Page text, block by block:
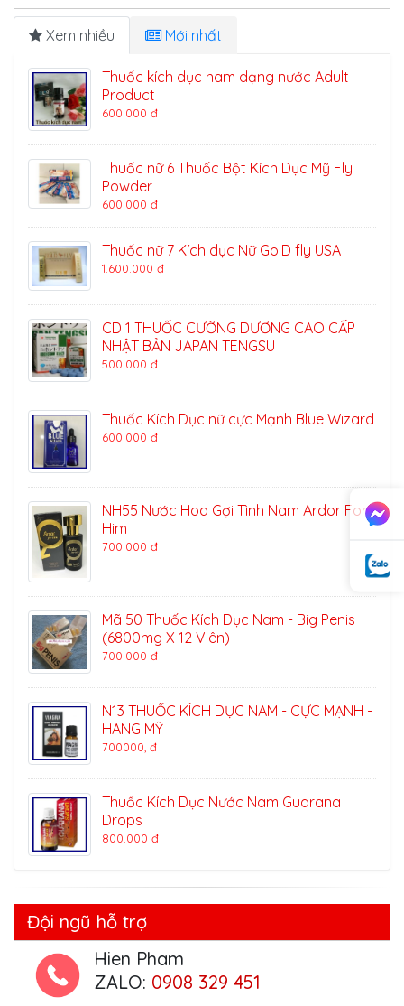
Xem nhiều Mới nhất
Thuốc kích dục nam dạng nước Adult
Product
600.000 đ
Thuốc nữ 6 Thuốc Bột Kích Dục Mỹ Fly
Powder
600.000 đ
Thuốc nữ 7 Kích dục Nữ GolD fly USA
1.600.000 đ
CD 1 THUỐC CƯỜNG DƯƠNG CAO CẤP
NHẬT BẢN JAPAN TENGSU
500.000 đ
Thuốc Kích Dục nữ cực Mạnh Blue Wizard
600.000 đ
NH55 Nước Hoa Gợi Tình Nam Ardor For
Him
700.000 đ
Mã 50 Thuốc Kích Dục Nam - Big Penis
(6800mg X 12 Viên)
700.000 đ
N13 THUỐC KÍCH DỤC NAM - CỰC MẠNH -
HANG MỸ
700000, đ
Thuốc Kích Dục Nước Nam Guarana
Drops
800.000 đ
Đội ngũ hỗ trợ
Hien Pham
ZALO: 0908 329 451